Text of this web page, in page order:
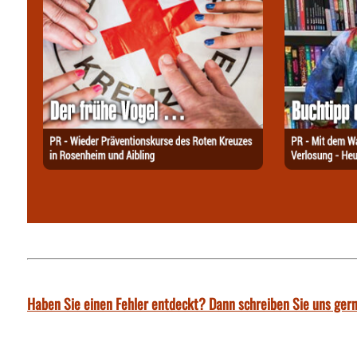
Haben Sie einen Fehler entdeckt? Dann schreiben Sie uns